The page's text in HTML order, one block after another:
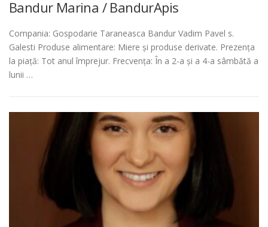
Bandur Marina / BandurApis
Compania: Gospodarie Taraneasca Bandur Vadim Pavel s.
Galesti Produse alimentare: Miere și produse derivate. Prezența
la piață: Tot anul împrejur. Frecvența: În a 2-a și a 4-a sâmbătă a
lunii …